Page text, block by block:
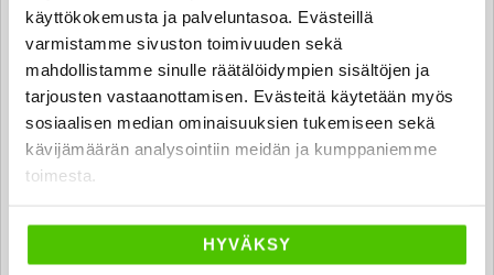
käyttökokemusta ja palveluntasoa. Evästeillä
varmistamme sivuston toimivuuden sekä
mahdollistamme sinulle räätälöidympien sisältöjen ja
tarjousten vastaanottamisen. Evästeitä käytetään myös
sosiaalisen median ominaisuuksien tukemiseen sekä
kävijämäärän analysointiin meidän ja kumppaniemme
toimesta.
HYVÄKSY
040 711 3903
Miikka Niininen
Automyyjä FI | EN
040 711 3905